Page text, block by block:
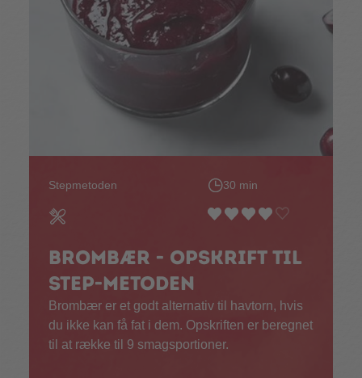
Stepmetoden 30 min
Brombær - opskrift til
STEP-metoden
Brombær er et godt alternativ til havtorn, hvis
du ikke kan få fat i dem. Opskriften er beregnet
til at række til 9 smagsportioner.